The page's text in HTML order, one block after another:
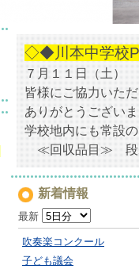
◇◆川本中学校
７月１１日（土）
皆様にご協力いた
ありがとうございま
学校地内にも常設
≪回収品目≫ 段ボ
新着情報
最新
吹奏楽コンクール
子ども議会